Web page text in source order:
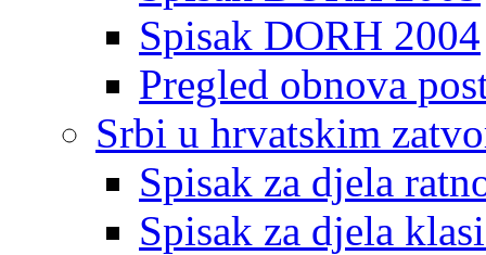
Spisak DORH 2004
Pregled obnova
Srbi u hrvatskim
Spisak za djela
Spisak za djela